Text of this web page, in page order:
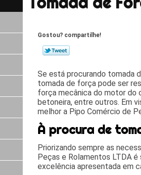
Gostou? compartilhe!
Se está procurando tomada
tomada de força pode ser
força mecânica do motor do
betoneira, entre outros. Em
melhor a Pipo Comércio de
À procura de
Priorizando sempre as
Peças e Rolamentos LTDA
excelência apresentada em